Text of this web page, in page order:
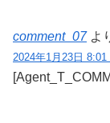
comment_07 よ
2024年1月23日 8:01